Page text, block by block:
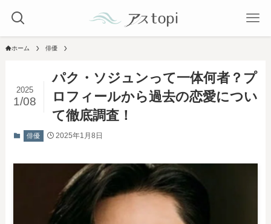
ホーム 俳優
パク・ソジュンって一体何者？プ
ロフィールから過去の恋愛につい
て徹底調査！
2025
1/08
俳優 2025年1月8日